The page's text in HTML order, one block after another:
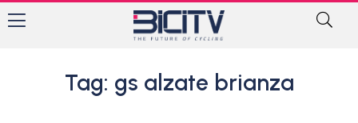
Tag: gs alzate brianza